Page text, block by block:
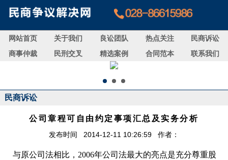
网站首页 关于我们 良讼团队 热点关注
民商诉讼
商事仲裁
民刑交叉 精选案例 合同范本 联系我们
民商诉讼
公司章程可自由约定事项汇总及实务分析
发布时间 2014-12-11 10:26:59 作者：
与原公司法相比， 2006年公司法最大的亮点是充分尊重股